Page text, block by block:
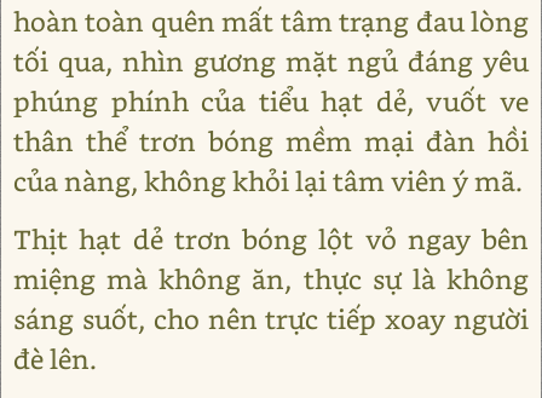
hoàn toàn quên mất tâm trạng đau lòng
tối qua, nhìn gương mặt ngủ đáng yêu
phúng phính của tiểu hạt dẻ, vuốt ve
thân thể trơn bóng mềm mại đàn hồi
của nàng, không khỏi lại tâm viên ý mã.
Thịt hạt dẻ trơn bóng lột vỏ ngay bên
miệng mà không ăn, thực sự là không
sáng suốt, cho nên trực tiếp xoay người
đè lên.